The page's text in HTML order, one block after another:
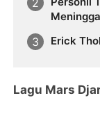
Erick
Lagu Mars